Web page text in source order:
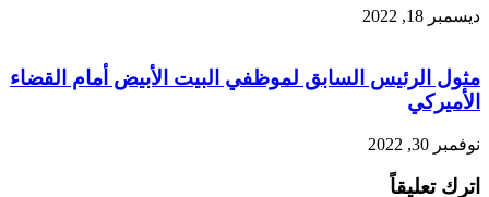
ديسمبر 18, 2022
مثول الرئيس السابق لموظفي البيت الأبيض أمام القضاء
الأميركي
نوفمبر 30, 2022
اترك تعليقاً